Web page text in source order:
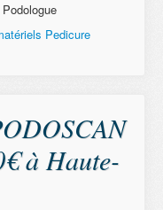
Contact
Pedicure
à Haute-